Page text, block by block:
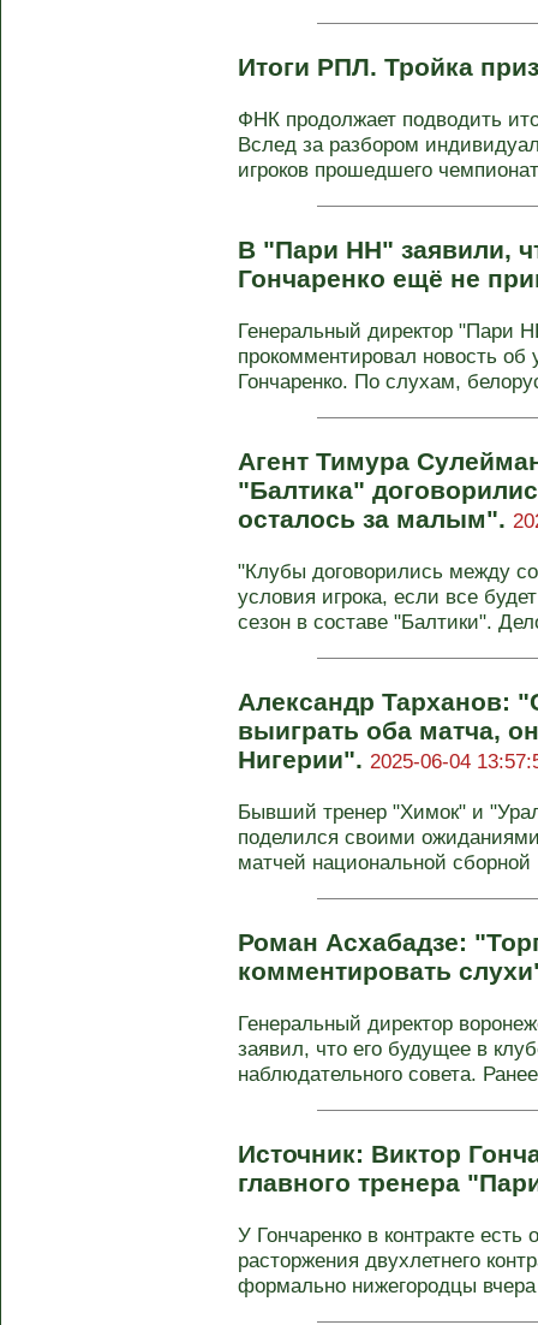
Итоги РПЛ. Тройка
ФНК продолжает подводить
Вслед за разбором
игроков прошедшего
В "Пари НН" заявили,
Гончаренко ещё не
Генеральный директор "Пари
прокомментировал новость об
Гончаренко. По слухам,
Агент Тимура
"Балтика"
осталось за малым".
"Клубы договорились между
условия игрока, если все
сезон в составе "Балтики".
Александр Тарханов:
выиграть оба матча,
Нигерии". 2025-06-04
Бывший тренер "Химок" и
поделился своими
матчей национальной
Роман Асхабадзе:
комментировать
Генеральный директор
заявил, что его будущее в
наблюдательного совета.
Источник: Виктор
главного тренера
У Гончаренко в контракте
расторжения двухлетнего
формально нижегородцы